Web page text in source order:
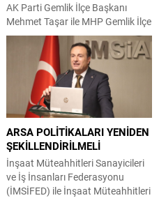
AK Parti Gemlik İlçe Başkanı
Mehmet Taşar ile MHP Gemlik İlçe
Başkanı Emrah Keskin, ilçe
yöneticileriyle birlikte Bursa
Büyükşehir Belediyesi tarafından
Şükriye Mahallesi’nde
tamamlanan su göleti ve
mahallede farklı noktalara
ulaştırılan su hattı çalışmalarını
yerinde inceledi. Mahalle sakinleri,
uzun süredir ihtiyaç duyulan
yatırımların hayata
geçirilmesinden duydukları
memnuniyeti dile getirerek, “Su...
ARSA POLİTİKALARI YENİDEN
ŞEKİLLENDİRİLMELİ
İnşaat Müteahhitleri Sanayicileri
ve İş İnsanları Federasyonu
(İMSİFED) ile İnşaat Müteahhitleri